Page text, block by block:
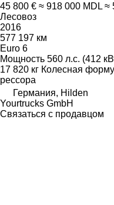
45 800 € ≈ 918 000 MDL ≈
Лесовоз
2016
577 197 км
Euro 6
Мощность 560 л.с. (412
17 820 кг Колесная
рессора
Германия, Hilden
Yourtrucks GmbH
Связаться с продавцом